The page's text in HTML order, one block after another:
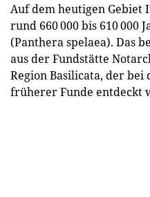
Auf dem heutigen Gebiet
rund 660 000 bis 610 000
(Panthera spelaea). Das
aus der Fundstätte
Region Basilicata, der
früherer Funde entdeckt